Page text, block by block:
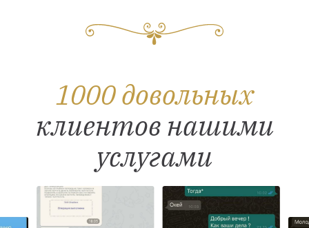
1000 довольных
клиентов нашими
услугами